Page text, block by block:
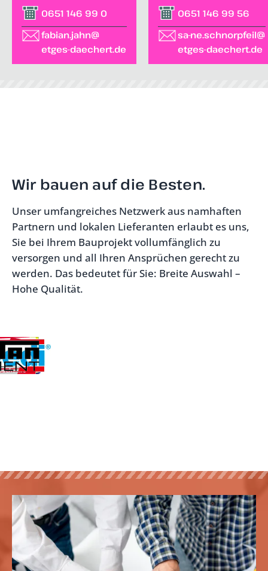
0651 146 99 0
fabian.jahn@
etges-daechert.de
0651 146 99 56
sa-ne.schnorpfeil@
etges-daechert.de
Wir bauen auf die Besten.
Unser umfangreiches Netzwerk aus namhaften
Partnern und lokalen Lieferanten erlaubt es uns,
Sie bei Ihrem Bauprojekt vollumfänglich zu
versorgen und all Ihren Ansprüchen gerecht zu
werden. Das bedeutet für Sie: Breite Auswahl –
Hohe Qualität.